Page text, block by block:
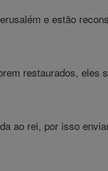
e estão
restaurados, eles
ao rei, por isso